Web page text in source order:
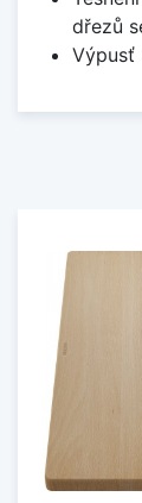
dřezů
Výpusť